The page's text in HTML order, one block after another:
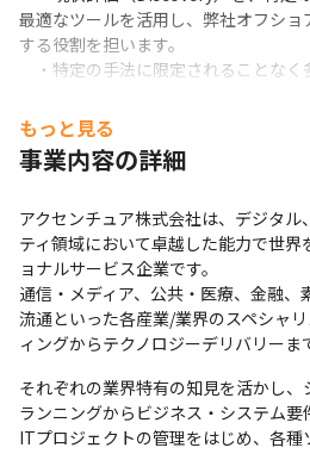
・評価は個人の強みと今後の成
員との比較や年功序列ではなく、
だけ成長できたかで決定します
値を追求し、自分の意見を率直に
います
・コミュニケーションツール（社
Microsoft Teamsを利用しています
・世界中の案件担当者に、チャッ
的な相談をすることが可能です
・男女ともに働きやすい職場づく
やカルチャー変革を推進していま
・女性社員は全体の36.5%、女性
17.8%、女性の育休取得率は
36.7％、男性の平均育休取得日
月時点）
最適なツールを活用し、弊社オフシ
する役割を担います。
・特定の手法に限定されることなく
など）を習得することが可能です。
・実行フェーズでは、自動化ツール
変換手法や、弊社オフショア拠点を活
もっと見る
事業内容の詳細
アクセンチュア株式会社は、デジタル
ティ領域において卓越した能力で世
ョナルサービス企業です。
通信・メディア、公共・医療、金融、
流通といった各産業/業界のスペシャ
ィングからテクノロジーデリバリーま
それぞれの業界特有の知見を活かし
ランニングからビジネス・システム
ITプロジェクトの管理をはじめ、各